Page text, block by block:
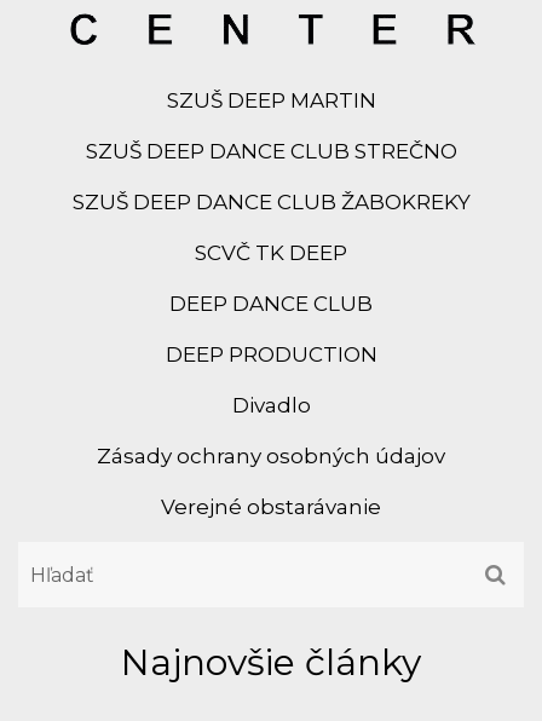
SZUŠ DEEP MARTIN
SZUŠ DEEP DANCE CLUB STREČNO
SZUŠ DEEP DANCE CLUB ŽABOKREKY
SCVČ TK DEEP
DEEP DANCE CLUB
DEEP PRODUCTION
Divadlo
Zásady ochrany osobných údajov
Verejné obstarávanie
Najnovšie články